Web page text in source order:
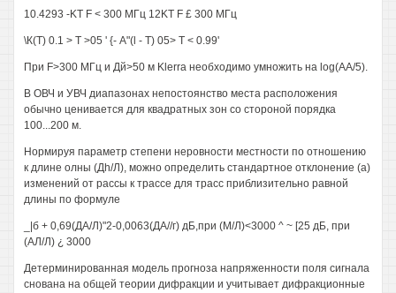
10.4293 -KT F < 300 МГц 12KT F £ 300 МГц
\К(Т) 0.1 > Т >05 ' {- A"(l - Т) 05> Т < 0.99'
При F>300 МГц и Дй>50 м Klerra необходимо умножить на log(AA/5).
В ОВЧ и УВЧ диапазонах непостоянство места расположения
обычно ценивается для квадратных зон со стороной порядка
100...200 м.
Нормируя параметр степени неровности местности по отношению
к длине олны (Дh/Л), можно определить стандартное отклонение (а)
изменений от рассы к трассе для трасс приблизительно равной
длины по формуле
_|б + 0,69(ДА/Л)"2-0,0063(ДА//г) дБ,при (М/Л)<3000 ^ ~ [25 дБ, при
(АЛ/Л) ¿ 3000
Детерминированная модель прогноза напряженности поля сигнала
снована на общей теории дифракции и учитывает дифракционные